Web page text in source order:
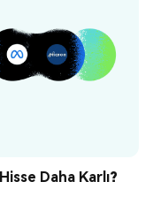
Daha Karlı?